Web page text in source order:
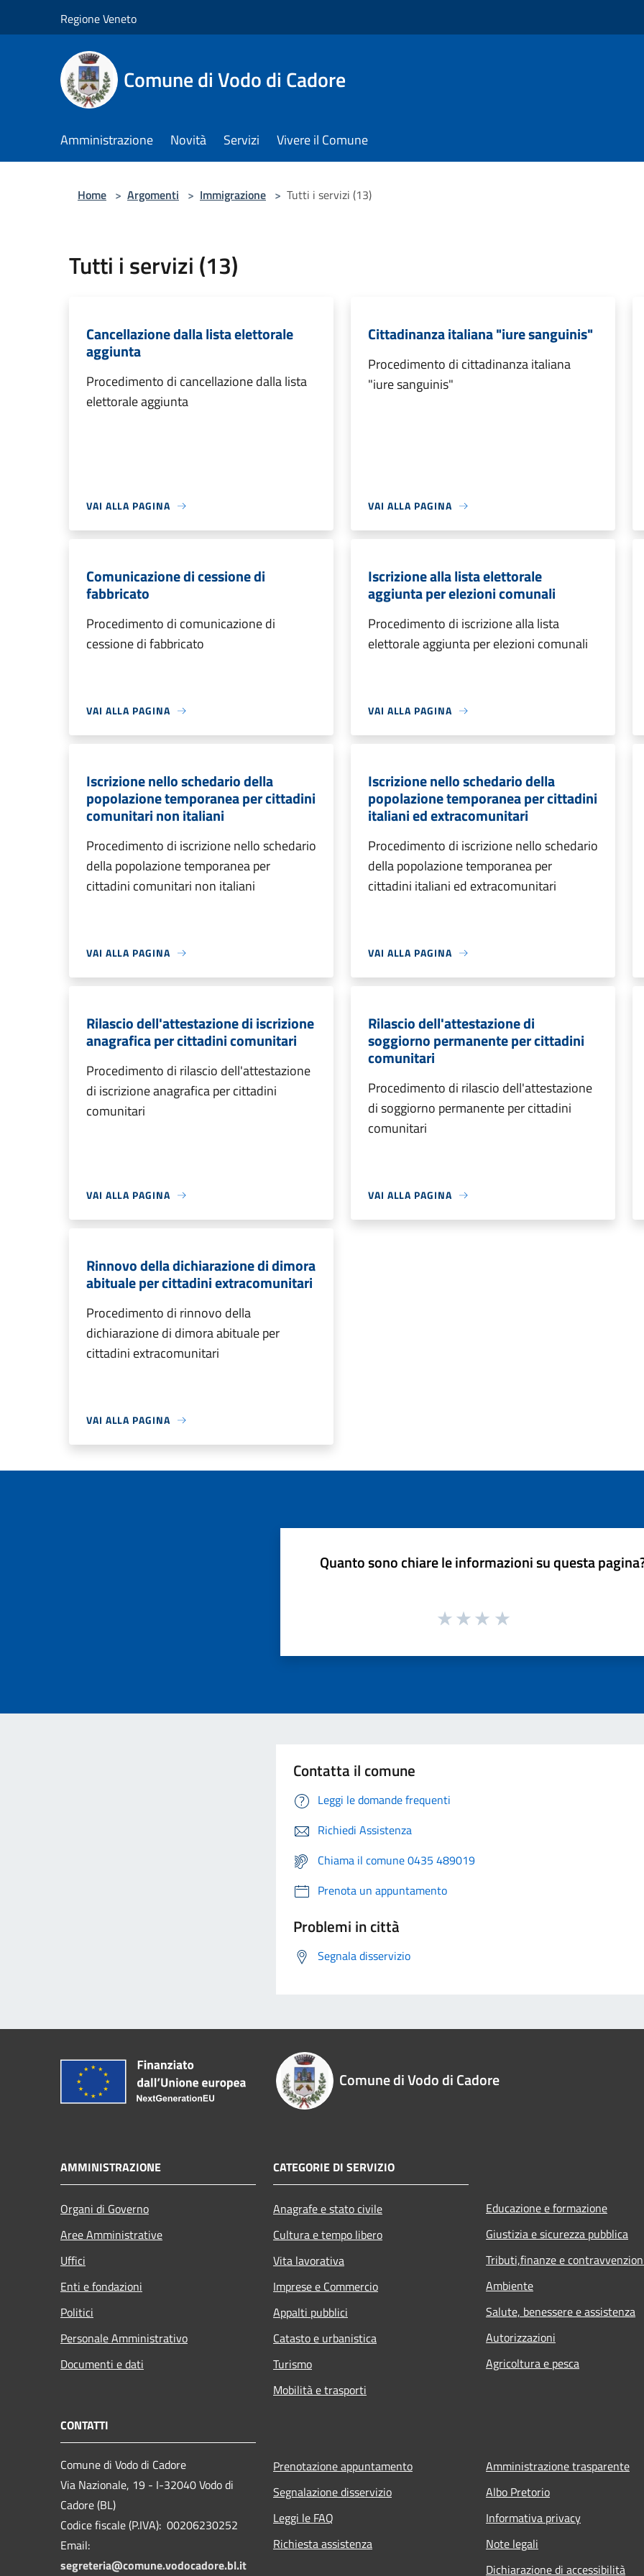
Regione Veneto
Comune di Vodo di Cadore
Amministrazione Novità Servizi Vivere il Comune
Home > Argomenti > Immigrazione > Tutti i servizi (13)
Tutti i servizi (13)
Cancellazione dalla lista elettorale
aggiunta
Procedimento di cancellazione dalla lista
elettorale aggiunta
VAI ALLA PAGINA
Cittadinanza italiana "iure sanguinis"
Procedimento di cittadinanza italiana
"iure sanguinis"
VAI ALLA PAGINA
Comunicazione di cessione di
fabbricato
Procedimento di comunicazione di
cessione di fabbricato
VAI ALLA PAGINA
Iscrizione alla lista elettorale
aggiunta per elezioni comunali
Procedimento di iscrizione alla lista
elettorale aggiunta per elezioni comunali
VAI ALLA PAGINA
Iscrizione nello schedario della
popolazione temporanea per cittadini
comunitari non italiani
Procedimento di iscrizione nello schedario
della popolazione temporanea per
cittadini comunitari non italiani
VAI ALLA PAGINA
Iscrizione nello schedario della
popolazione temporanea per cittadini
italiani ed extracomunitari
Procedimento di iscrizione nello schedario
della popolazione temporanea per
cittadini italiani ed extracomunitari
VAI ALLA PAGINA
Rilascio dell'attestazione di iscrizione
anagrafica per cittadini comunitari
Procedimento di rilascio dell'attestazione
di iscrizione anagrafica per cittadini
comunitari
VAI ALLA PAGINA
Rilascio dell'attestazione di
soggiorno permanente per cittadini
comunitari
Procedimento di rilascio dell'attestazione
di soggiorno permanente per cittadini
comunitari
VAI ALLA PAGINA
Rinnovo della dichiarazione di dimora
abituale per cittadini extracomunitari
Procedimento di rinnovo della
dichiarazione di dimora abituale per
cittadini extracomunitari
VAI ALLA PAGINA
Quanto sono chiare le informazioni su questa
Contatta il comune
Leggi le domande frequenti
Richiedi Assistenza
Chiama il comune 0435 489019
Prenota un appuntamento
Problemi in città
Segnala disservizio
Comune di Vodo di Cadore
AMMINISTRAZIONE
Organi di Governo
Aree Amministrative
Uffici
Enti e fondazioni
Politici
Personale Amministrativo
Documenti e dati
CATEGORIE DI SERVIZIO
Anagrafe e stato civile
Cultura e tempo libero
Vita lavorativa
Imprese e Commercio
Appalti pubblici
Catasto e urbanistica
Turismo
Mobilità e trasporti
Educazione e formazione
Giustizia e sicurezza pubblica
Tributi,finanze e
Ambiente
Salute, benessere e assistenza
Autorizzazioni
Agricoltura e pesca
CONTATTI
Comune di Vodo di Cadore
Via Nazionale, 19 - I-32040 Vodo di
Cadore (BL)
Codice fiscale (P.IVA): 00206230252
Email:
segreteria@comune.vodocadore.bl.it
Prenotazione appuntamento
Segnalazione disservizio
Leggi le FAQ
Richiesta assistenza
Amministrazione trasparente
Albo Pretorio
Informativa privacy
Note legali
Dichiarazione di accessibilità